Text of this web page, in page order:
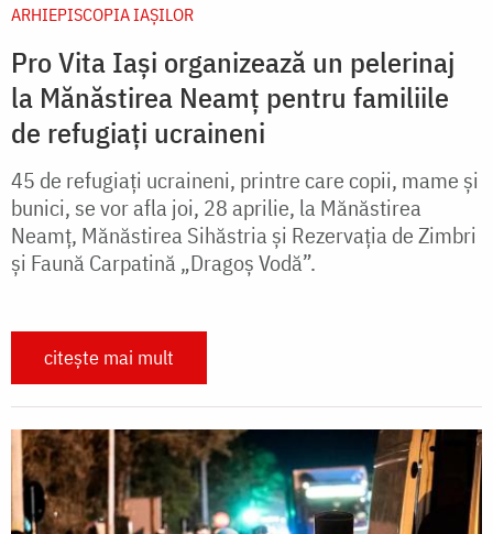
ARHIEPISCOPIA IAŞILOR
Pro Vita Iași organizează un pelerinaj
la Mănăstirea Neamț pentru familiile
de refugiați ucraineni
45 de refugiați ucraineni, printre care copii, mame și
bunici, se vor afla joi, 28 aprilie, la Mănăstirea
Neamț, Mănăstirea Sihăstria și Rezervația de Zimbri
și Faună Carpatină „Dragoș Vodă”.
citește mai mult